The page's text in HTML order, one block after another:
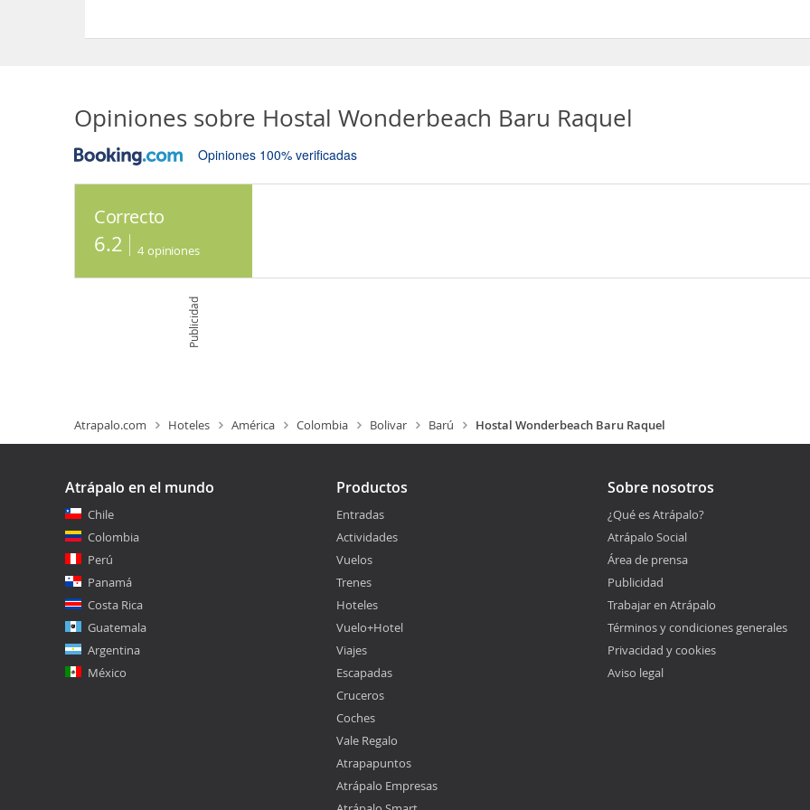
Opiniones sobre Hostal Wonderbeach Baru Raquel
Opiniones 100% verificadas
Correcto
6.2 4 opiniones
Publicidad
Atrapalo.com Hoteles América Colombia Bolivar Barú Hostal Wonderbeach Baru Raquel
Atrápalo en el mundo
Chile
Colombia
Perú
Panamá
Costa Rica
Guatemala
Argentina
México
Productos
Entradas
Actividades
Vuelos
Trenes
Hoteles
Vuelo+Hotel
Viajes
Escapadas
Cruceros
Coches
Vale Regalo
Atrapapuntos
Atrápalo Empresas
Sobre nosotros
¿Qué es Atrápalo?
Atrápalo Social
Área de prensa
Publicidad
Trabajar en Atrápalo
Términos y condiciones generales
Privacidad y cookies
Aviso legal